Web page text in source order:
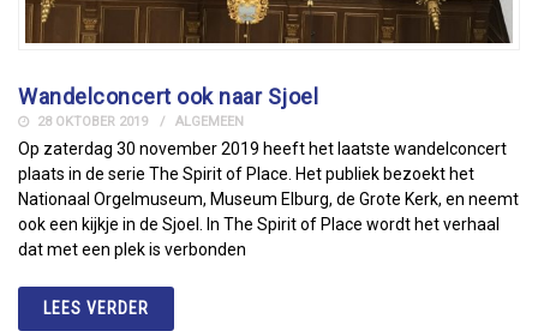
Wandelconcert ook naar Sjoel
28 OKTOBER 2019 ALGEMEEN
Op zaterdag 30 november 2019 heeft het laatste wandelconcert
plaats in de serie The Spirit of Place. Het publiek bezoekt het
Nationaal Orgelmuseum, Museum Elburg, de Grote Kerk, en neemt
ook een kijkje in de Sjoel. In The Spirit of Place wordt het verhaal
dat met een plek is verbonden
LEES VERDER